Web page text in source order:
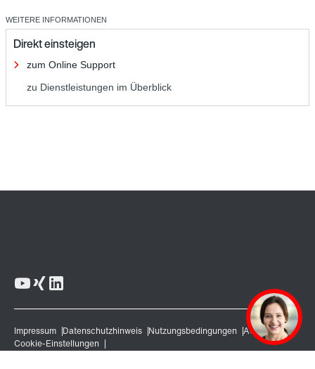
WEITERE INFORMATIONEN
Direkt einsteigen
zum Online Support
zu Dienstleistungen im Überblick